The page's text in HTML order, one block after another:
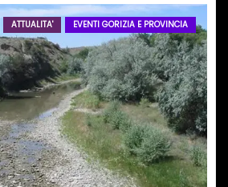
ATTUALITA' EVENTI GORIZIA E PROVINCIA